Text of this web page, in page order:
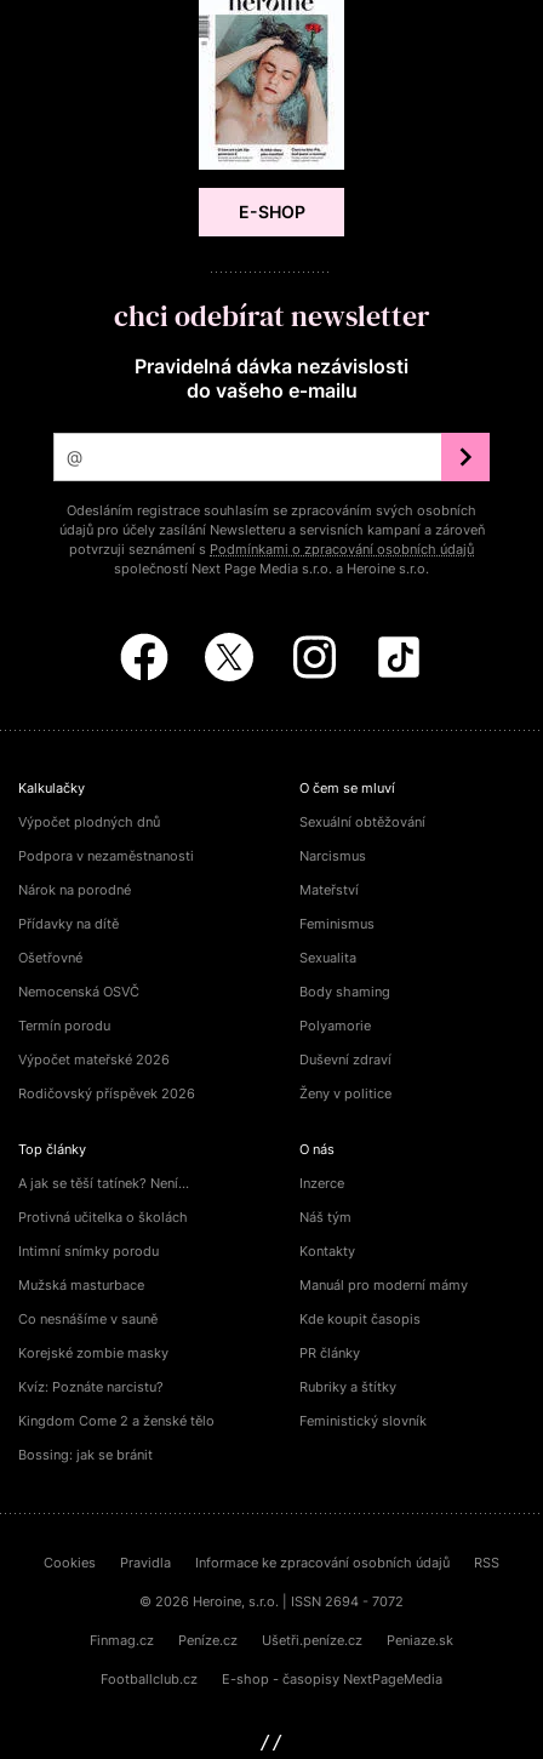
E-SHOP
chci odebírat newsletter
Pravidelná dávka nezávislosti
do vašeho e‑mailu
Odesláním registrace souhlasím se zpracováním svých osobních
údajů pro účely zasílání Newsletteru a servisních kampaní a zároveň
potvrzuji seznámení s Podmínkami o zpracování osobních údajů
společností Next Page Media s.r.o. a Heroine s.r.o.
Kalkulačky
Výpočet plodných dnů
Podpora v nezaměstnanosti
Nárok na porodné
Přídavky na dítě
Ošetřovné
Nemocenská OSVČ
Termín porodu
Výpočet mateřské 2026
Rodičovský příspěvek 2026
Top články
A jak se těší tatínek? Není…
Protivná učitelka o školách
Intimní snímky porodu
Mužská masturbace
Co nesnášíme v sauně
Korejské zombie masky
Kvíz: Poznáte narcistu?
Kingdom Come 2 a ženské tělo
Bossing: jak se bránit
O čem se mluví
Sexuální obtěžování
Narcismus
Mateřství
Feminismus
Sexualita
Body shaming
Polyamorie
Duševní zdraví
Ženy v politice
O nás
Inzerce
Náš tým
Kontakty
Manuál pro moderní mámy
Kde koupit časopis
PR články
Rubriky a štítky
Feministický slovník
Cookies Pravidla Informace ke zpracování osobních údajů RSS
© 2026 Heroine, s.r.o. | ISSN 2694 - 7072
Finmag.cz Peníze.cz Ušetři.peníze.cz Peniaze.sk
Footballclub.cz E-shop - časopisy NextPageMedia